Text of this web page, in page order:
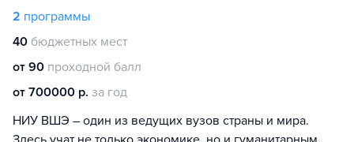
2 программы
40 бюджетных мест
от 90 проходной балл
от 700000 р. за год
НИУ ВШЭ – один из ведущих вузов страны и мира.